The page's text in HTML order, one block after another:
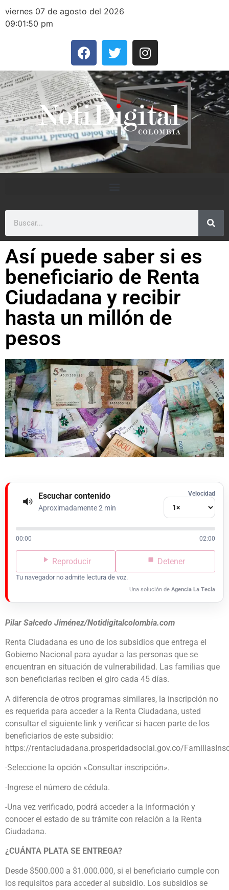
viernes 07 de agosto del 2026
09:01:50 pm
Así puede saber si es
beneficiario de Renta
Ciudadana y recibir
hasta un millón de
pesos
Escuchar contenido
Aproximadamente 2 min
Velocidad
00:00 02:00
Reproducir Detener
Tu navegador no admite lectura de voz.
Una solución de Agencia La Tecla
Pilar Salcedo Jiménez/Notidigitalcolombia.com
Renta Ciudadana es uno de los subsidios que entrega el
Gobierno Nacional para ayudar a las personas que se
encuentran en situación de vulnerabilidad. Las familias que
son beneficiarias reciben el giro cada 45 días.
A diferencia de otros programas similares, la inscripción no
es requerida para acceder a la Renta Ciudadana, usted
consultar el siguiente link y verificar si hacen parte de los
beneficiarios de este subsidio:
https://rentaciudadana.prosperidadsocial.gov.co/
-Seleccione la opción «Consultar inscripción».
-Ingrese el número de cédula.
-Una vez verificado, podrá acceder a la información y
conocer el estado de su trámite con relación a la Renta
Ciudadana.
¿CUÁNTA PLATA SE ENTREGA?
Desde $500.000 a $1.000.000, si el beneficiario cumple con
los requisitos para acceder al subsidio. Los subsidios se